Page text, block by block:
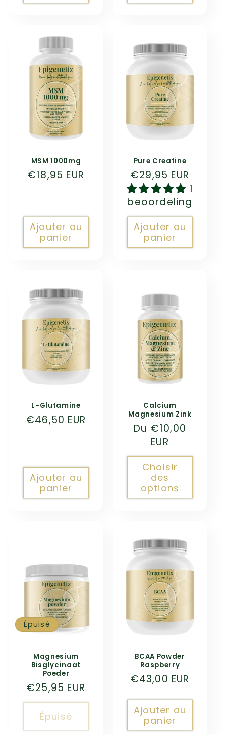
MSM 1000mg
Prix
€18,95 EUR
Ajouter au
panier
Pure Creatine
Prix
habituel
€29,95 EUR
1
beoordeling
Ajouter au
panier
L-Glutamine
Prix
€46,50 EUR
Ajouter au
panier
Calcium
Magnesium Zink
Prix
habituel
Du €10,00
EUR
Choisir
des
options
Épuisé
Magnesium
Bisglycinaat
Poeder
Prix
habituel
€25,95 EUR
Épuisé
BCAA Powder
Raspberry
Prix
€43,00 EUR
Ajouter au
panier